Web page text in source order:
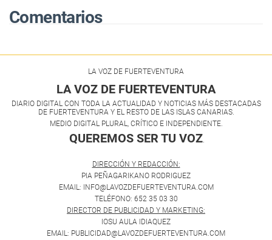
Comentarios
LA VOZ DE FUERTEVENTURA
LA VOZ DE FUERTEVENTURA
DIARIO DIGITAL CON TODA LA ACTUALIDAD Y NOTICIAS MÁS DESTACADAS
DE FUERTEVENTURA Y EL RESTO DE LAS ISLAS CANARIAS.
MEDIO DIGITAL PLURAL, CRÍTICO E INDEPENDIENTE.
QUEREMOS SER TU VOZ.
DIRECCIÓN Y REDACCIÓN:
PIA PEÑAGARIKANO RODRIGUEZ
EMAIL: INFO@LAVOZDEFUERTEVENTURA.COM
TELÉFONO: 652 35 03 30
DIRECTOR DE PUBLICIDAD Y MARKETING:
IOSU AULA IDIAQUEZ
EMAIL: PUBLICIDAD@LAVOZDEFUERTEVENTURA.COM